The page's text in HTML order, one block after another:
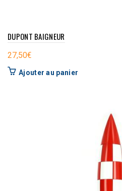
DUPONT BAIGNEUR
27,50€
Ajouter au panier